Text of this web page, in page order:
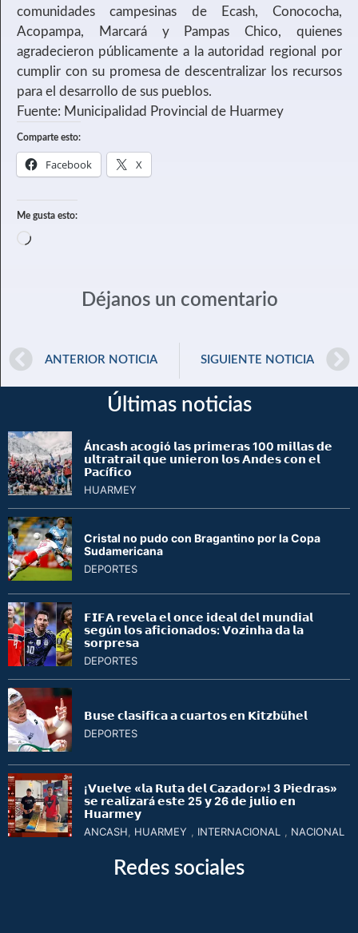
comunidades campesinas de Ecash, Conococha,
Acopampa, Marcará y Pampas Chico, quienes
agradecieron públicamente a la autoridad regional por
cumplir con su promesa de descentralizar los recursos
para el desarrollo de sus pueblos.
Fuente: Municipalidad Provincial de Huarmey
Comparte esto:
Facebook X
Me gusta esto:
Déjanos un comentario
ANTERIOR NOTICIA SIGUIENTE NOTICIA
Últimas noticias
Á𝗻𝗰𝗮𝘀𝗵 𝗮𝗰𝗼𝗴𝗶ó 𝗹𝗮𝘀 𝗽𝗿𝗶𝗺𝗲𝗿𝗮𝘀 100 𝗺𝗶𝗹𝗹𝗮𝘀 𝗱𝗲
𝘂𝗹𝘁𝗿𝗮𝘁𝗿𝗮𝗶𝗹 𝗾𝘂𝗲 𝘂𝗻𝗶𝗲𝗿𝗼𝗻 𝗹𝗼𝘀 𝗔𝗻𝗱𝗲𝘀 𝗰𝗼𝗻 𝗲𝗹
𝗣𝗮𝗰í𝗳𝗶𝗰𝗼
HUARMEY
Cristal no pudo con Bragantino por la Copa
Sudamericana
DEPORTES
𝗙𝗜𝗙𝗔 𝗿𝗲𝘃𝗲𝗹𝗮 𝗲𝗹 𝗼𝗻𝗰𝗲 𝗶𝗱𝗲𝗮𝗹 𝗱𝗲𝗹 𝗺𝘂𝗻𝗱𝗶𝗮𝗹
𝘀𝗲𝗴ú𝗻 𝗹𝗼𝘀 𝗮𝗳𝗶𝗰𝗶𝗼𝗻𝗮𝗱𝗼𝘀: 𝗩𝗼𝘇𝗶𝗻𝗵𝗮 𝗱𝗮 𝗹𝗮
𝘀𝗼𝗿𝗽𝗿𝗲𝘀𝗮
DEPORTES
𝗕𝘂𝘀𝗲 𝗰𝗹𝗮𝘀𝗶𝗳𝗶𝗰𝗮 𝗮 𝗰𝘂𝗮𝗿𝘁𝗼𝘀 𝗲𝗻 𝗞𝗶𝘁𝘇𝗯ü𝗵𝗲𝗹
DEPORTES
¡𝗩𝘂𝗲𝗹𝘃𝗲 «𝗹𝗮 𝗥𝘂𝘁𝗮 𝗱𝗲𝗹 𝗖𝗮𝘇𝗮𝗱𝗼𝗿»! 3 𝗣𝗶𝗲𝗱𝗿𝗮𝘀»
𝘀𝗲 𝗿𝗲𝗮𝗹𝗶𝘇𝗮𝗿á 𝗲𝘀𝘁𝗲 25 𝘆 26 𝗱𝗲 𝗷𝘂𝗹𝗶𝗼 𝗲𝗻
𝗛𝘂𝗮𝗿𝗺𝗲𝘆
ANCASH HUARMEY INTERNACIONAL NACIONAL
Redes sociales